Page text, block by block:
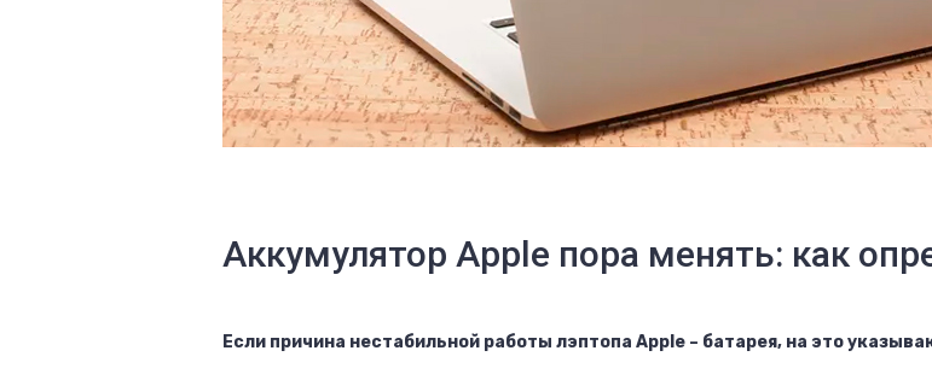
Аккумулятор Apple пора менять: как
Если причина нестабильной работы лэптопа Apple – батарея, на это